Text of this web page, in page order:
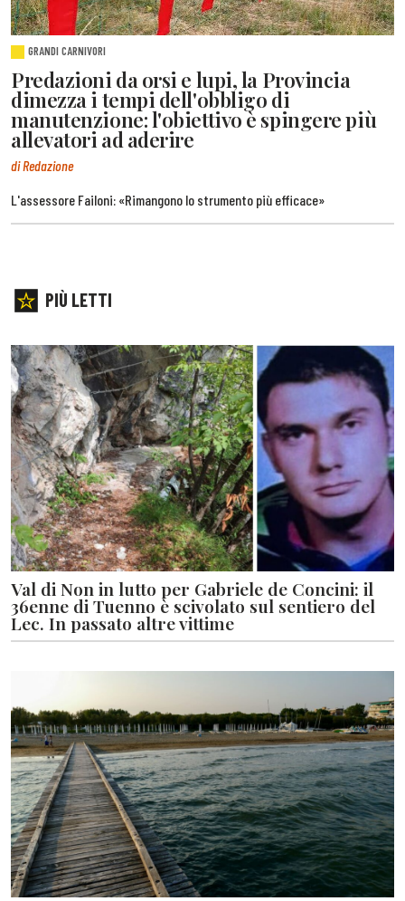
GRANDI CARNIVORI
Predazioni da orsi e lupi, la Provincia
dimezza i tempi dell'obbligo di
manutenzione: l'obiettivo è spingere più
allevatori ad aderire
di Redazione
L'assessore Failoni: «Rimangono lo strumento più efficace»
PIÙ LETTI
Val di Non in lutto per Gabriele de Concini: il
36enne di Tuenno è scivolato sul sentiero del
Lec. In passato altre vittime